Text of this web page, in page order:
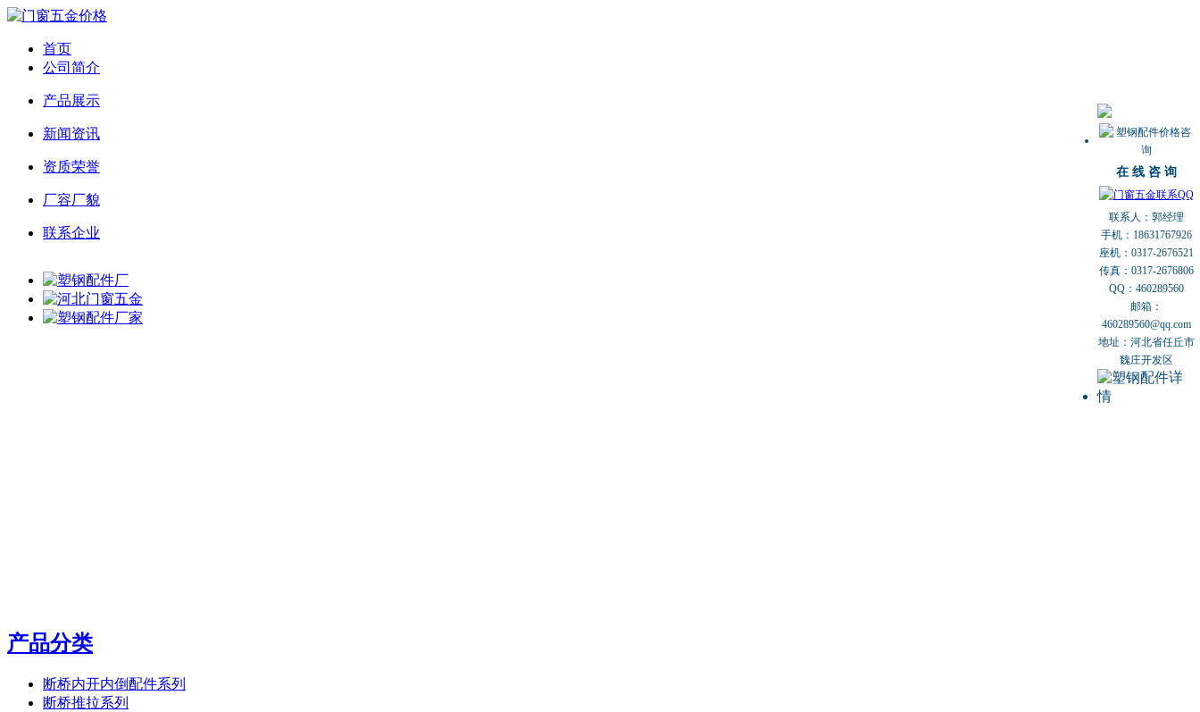
首页
公司简介
产品展示
新闻资讯
资质荣誉
厂容厂貌
联系企业
产品分类
断桥内开内倒配件系列
断桥推拉系列
在 线 咨 询
联系人：郭经理
手机：18631767926
座机：0317-2676521
传真：0317-2676806
QQ：460289560
邮箱：
460289560@qq.com
地址：河北省任丘市
魏庄开发区